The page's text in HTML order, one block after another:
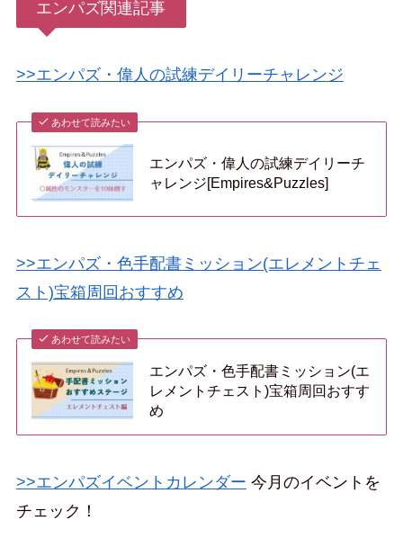
エンパズ関連記事
>>エンパズ・偉人の試練デイリーチャレンジ
あわせて読みたい
エンパズ・偉人の試練デイリーチ
ャレンジ[Empires&Puzzles]
>>エンパズ・色手配書ミッション(エレメントチェ
スト)宝箱周回おすすめ
あわせて読みたい
エンパズ・色手配書ミッション(エ
レメントチェスト)宝箱周回おすす
め
>>エンパズイベントカレンダー 今月のイベントを
チェック！